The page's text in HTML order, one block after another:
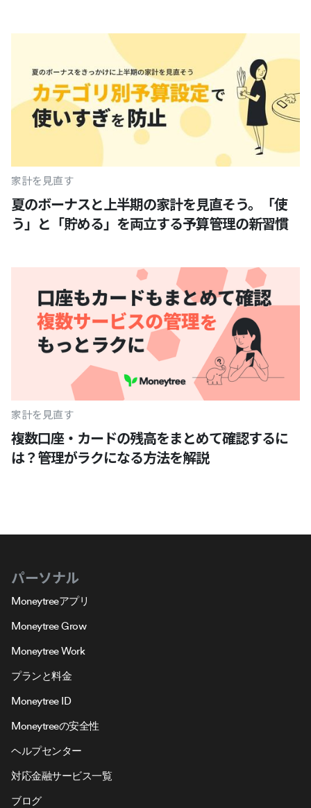
家計を見直す
夏のボーナスと上半期の家計を見直そう。「使
う」と「貯める」を両立する予算管理の新習慣
家計を見直す
複数口座・カードの残高をまとめて確認するに
は？管理がラクになる方法を解説
パーソナル
Moneytreeアプリ
Moneytree Grow
Moneytree Work
プランと料金
Moneytree ID
Moneytreeの安全性
ヘルプセンター
対応金融サービス一覧
ブログ